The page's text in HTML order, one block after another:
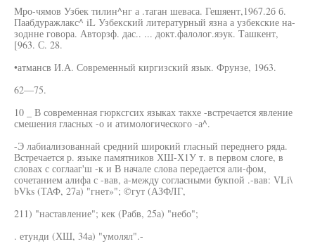
Мро-чямов Узбек тилин^нг а .таган шеваса. Гешяент,1967.2б б.
Паабдуражлакс^ iL Узбекский литературный язна а узбекские на-
зоднне говора. Авторзф. дас.. ... докт.фалолог.яэук. Ташкент,
[963. С. 28.
•атмансв И.А. Современный киргизский язык. Фрунзе, 1963.
62—75.
10 _ В современная гюрксгсих языках такхе -встречается явление
смешения гласных -о и атимологического -а^.
-Э лабиализованнай средний широкий гласный переднего ряда.
Встречается р. языке памятников ХШ-Х1У т. в первом слоге, в
словах с соглааг'ш -к и В начале слова передается али-фом,
сочетанием алифа с -вав, а-между согласными букпой .-вав: VLi\
bVks (ТАФ, 27а) "гнет»"; ©гут (АЗФЛГ,
211) "наставление"; кек (Рабв, 25а) "небо";
. етунди (ХШ, 34а) "умолял".-